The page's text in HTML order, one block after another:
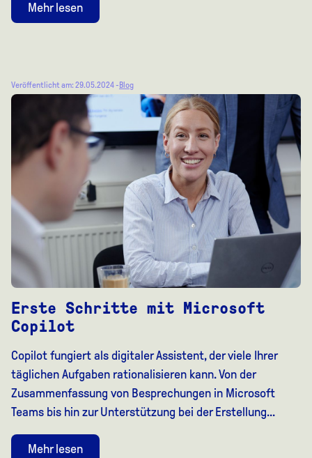
Mehr lesen
Veröffentlicht am: 29.05.2024 - Blog
Erste Schritte mit Microsoft
Copilot
Copilot fungiert als digitaler Assistent, der viele Ihrer
täglichen Aufgaben rationalisieren kann. Von der
Zusammenfassung von Besprechungen in Microsoft
Teams bis hin zur Unterstützung bei der Erstellung...
Mehr lesen